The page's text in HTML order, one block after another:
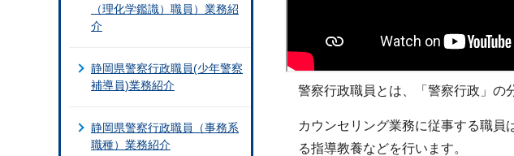
警察行政職員とは、「警察行政」の
カウンセリング業務に従事する職員
る指導教養などを行います。
（理化学鑑識）職員）業務紹
介
静岡県警察行政職員(少年警察
補導員)業務紹介
静岡県警察行政職員（事務系
職種）業務紹介